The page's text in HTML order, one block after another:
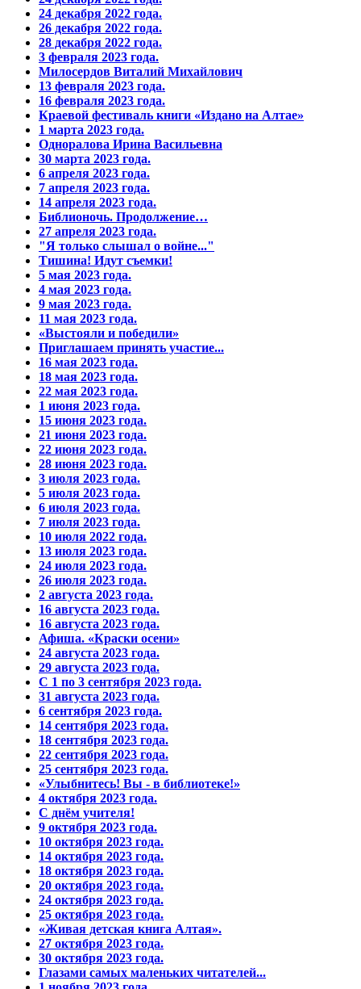
24 декабря 2022 года.
26 декабря 2022 года.
28 декабря 2022 года.
3 февраля 2023 года.
Милосердов Виталий Михайлович
13 февраля 2023 года.
16 февраля 2023 года.
Краевой фестиваль книги «Издано на Алтае»
1 марта 2023 года.
Одноралова Ирина Васильевна
30 марта 2023 года.
6 апреля 2023 года.
7 апреля 2023 года.
14 апреля 2023 года.
Библионочь. Продолжение…
27 апреля 2023 года.
"Я только слышал о войне..."
Тишина! Идут съемки!
5 мая 2023 года.
4 мая 2023 года.
9 мая 2023 года.
11 мая 2023 года.
«Выстояли и победили»
Приглашаем принять участие...
16 мая 2023 года.
18 мая 2023 года.
22 мая 2023 года.
1 июня 2023 года.
15 июня 2023 года.
21 июня 2023 года.
22 июня 2023 года.
28 июня 2023 года.
3 июля 2023 года.
5 июля 2023 года.
6 июля 2023 года.
7 июля 2023 года.
10 июля 2022 года.
13 июля 2023 года.
24 июля 2023 года.
26 июля 2023 года.
2 августа 2023 года.
16 августа 2023 года.
16 августа 2023 года.
Афиша. «Краски осени»
24 августа 2023 года.
29 августа 2023 года.
С 1 по 3 сентября 2023 года.
31 августа 2023 года.
6 сентября 2023 года.
14 сентября 2023 года.
18 сентября 2023 года.
22 сентября 2023 года.
25 сентября 2023 года.
«Улыбнитесь! Вы - в библиотеке!»
4 октября 2023 года.
С днём учителя!
9 октября 2023 года.
10 октября 2023 года.
14 октября 2023 года.
18 октября 2023 года.
20 октября 2023 года.
24 октября 2023 года.
25 октября 2023 года.
«Живая детская книга Алтая».
27 октября 2023 года.
30 октября 2023 года.
Глазами самых маленьких читателей...